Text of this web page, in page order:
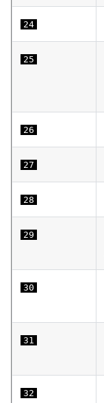
24
25
26
27
28
29
30
31
32